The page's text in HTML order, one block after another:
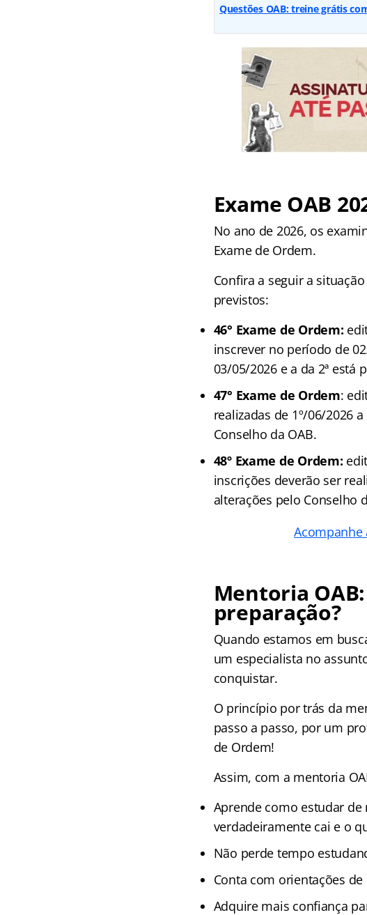
Questões OAB: treine grátis
Exame OAB
No ano de 2026, os
Exame de Ordem.
Confira a seguir a
previstos:
46° Exame de Ordem:
inscrever no período de
03/05/2026 e a da 2ª está
47° Exame de Ordem:
realizadas de 1º/06/2026
Conselho da OAB.
48º Exame de Ordem:
inscrições deverão ser
alterações pelo Conselho
Acompanhe
Mentoria
preparação?
Quando estamos em
um especialista no
conquistar.
O princípio por trás da
passo a passo, por um
de Ordem!
Assim, com a mentoria
Aprende como estudar
verdadeiramente cai e o
Não perde tempo
Conta com orientações
Adquire mais confiança